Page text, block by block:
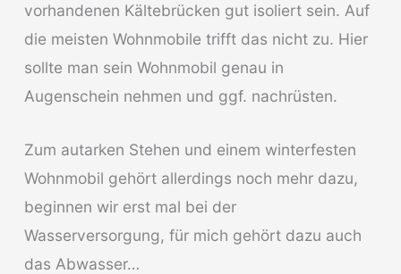
vorhandenen Kältebrücken gut isoliert sein. Auf
die meisten Wohnmobile trifft das nicht zu. Hier
sollte man sein Wohnmobil genau in
Augenschein nehmen und ggf. nachrüsten.
Zum autarken Stehen und einem winterfesten
Wohnmobil gehört allerdings noch mehr dazu,
beginnen wir erst mal bei der
Wasserversorgung, für mich gehört dazu auch
das Abwasser…